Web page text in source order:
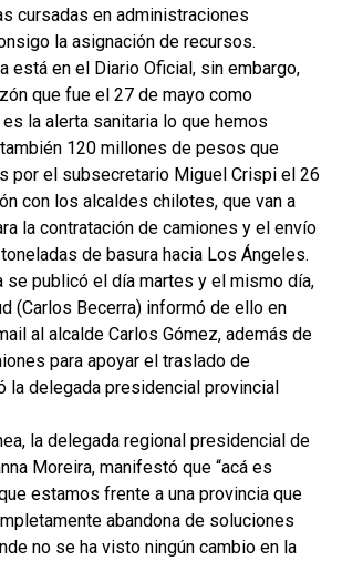
cursadas en administraciones
la asignación de recursos.
está en el Diario Oficial, sin embargo,
que fue el 27 de mayo como
la alerta sanitaria lo que hemos
120 millones de pesos que
por el subsecretario Miguel Crispi el 26
con los alcaldes chilotes, que van a
la contratación de camiones y el envío
de basura hacia Los Ángeles.
se publicó el día martes y el mismo día,
(Carlos Becerra) informó de ello en
al alcalde Carlos Gómez, además de
para apoyar el traslado de
la delegada presidencial provincial
la delegada regional presidencial de
Moreira, manifestó que “acá es
estamos frente a una provincia que
abandona de soluciones
no se ha visto ningún cambio en la